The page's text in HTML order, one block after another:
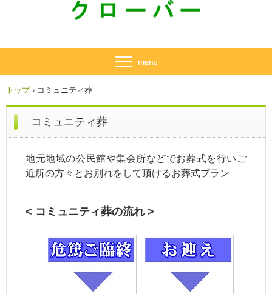
トップ › コミュニティ葬
コミュニティ葬
地元地域の公民館や集会所などでお葬式を行いご
近所の方々とお別れをして頂けるお葬式プラン
< コミュニティ葬の流れ >